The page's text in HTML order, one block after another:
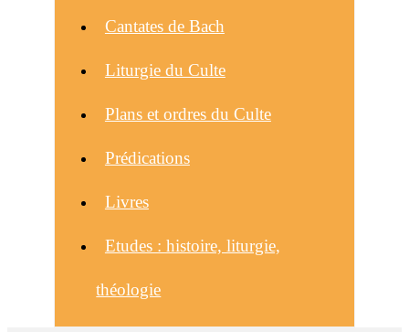
Cantates de Bach
Liturgie du Culte
Plans et ordres du Culte
Prédications
Livres
Etudes : histoire, liturgie,
théologie